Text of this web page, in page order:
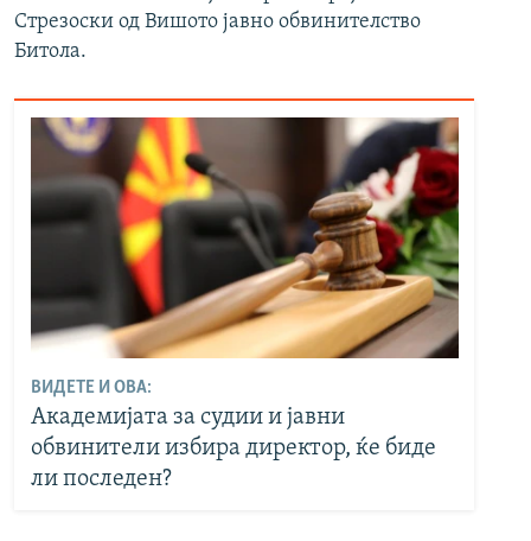
Стрезоски од Вишото јавно обвинителство
Битола.
ВИДЕТЕ И ОВА:
Академијата за судии и јавни
обвинители избира директор, ќе биде
ли последен?